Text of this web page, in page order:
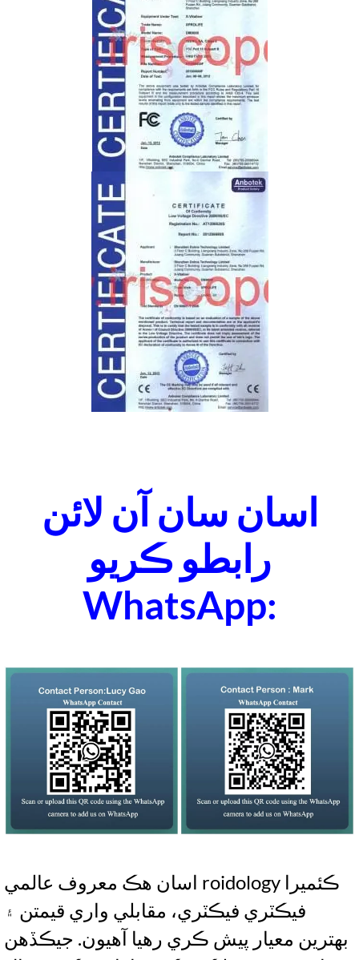
اسان سان آن لائن
رابطو ڪريو
WhatsApp:
اسان هڪ معروف عالمي roidology ڪئميرا
فيڪٽري فيڪٽري، مقابلي واري قيمتن ۽
بهترين معيار پيش ڪري رهيا آهيون. جيڪڏهن